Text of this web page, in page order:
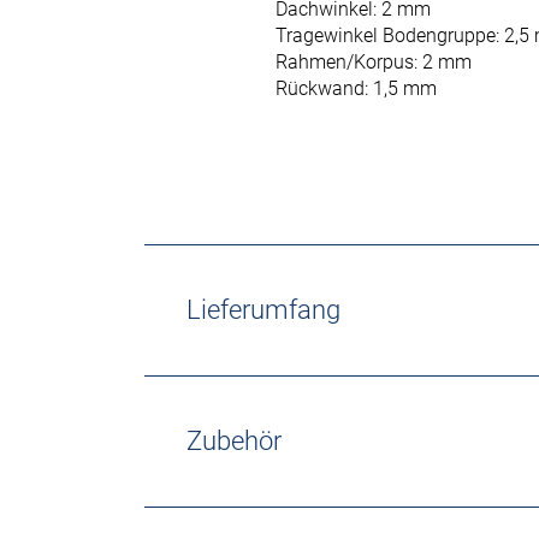
Dachwinkel: 2 mm
Tragewinkel Bodengruppe: 2,5
Rahmen/Korpus: 2 mm
Rückwand: 1,5 mm
Lieferumfang
Zubehör